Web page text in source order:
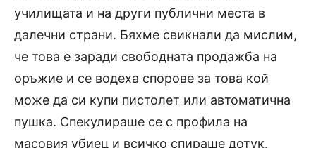
училищата и на други публични места в
далечни страни. Бяхме свикнали да мислим,
че това е заради свободната продажба на
оръжие и се водеха спорове за това кой
може да си купи пистолет или автоматична
пушка. Спекулираше се с профила на
масовия убиец и всичко спираше дотук.